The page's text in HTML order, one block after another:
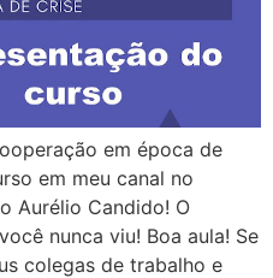
em época de
em meu canal no
Aurélio Candido! O
nunca viu! Boa aula! Se
colegas de trabalho e